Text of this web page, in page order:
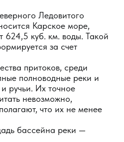
Ледовитого
Карское море,
624,5 куб. км. воды. Такой
за счет
притоков, среди
полноводные реки и
ручьи. Их точное
невозможно,
что их не менее
бассейна реки —